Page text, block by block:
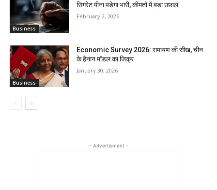
Business
सिगरेट पीना पड़ेगा भारी, कीमतों में बड़ा उछाल
February 2, 2026
Business
Economic Survey 2026: रामायण की सीख, चीन
के हैनान मॉडल का जिक्र
January 30, 2026
- Advertisment -